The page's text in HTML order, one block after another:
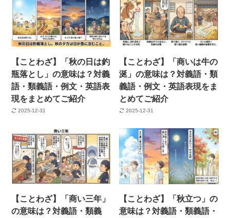
【ことわざ】「秋の日は釣
瓶落とし」の意味は？対義
語・類義語・例文・英語表
現をまとめてご紹介
2025-12-31
【ことわざ】「商いは牛の
涎」の意味は？対義語・類
義語・例文・英語表現をま
とめてご紹介
2025-12-31
【ことわざ】「商い三年」
の意味は？対義語・類義
【ことわざ】「秋立つ」の
意味は？対義語・類義語・